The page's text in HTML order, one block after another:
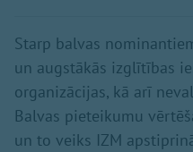
Starp balvas
un augstākās izglītības
organizācijas, kā arī
Balvas pieteikumu
un to veiks IZM